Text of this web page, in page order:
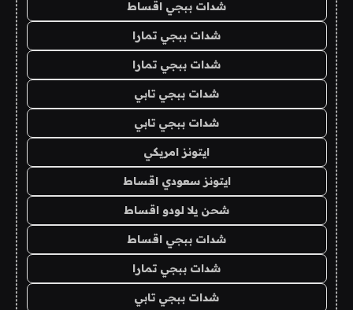
شدات ببجي اقساط
شدات ببجي تمارا
شدات ببجي تمارا
شدات ببجي تابي
شدات ببجي تابي
ايتونز امريكي
ايتونز سعودي اقساط
شحن يلا لودو اقساط
شدات ببجي اقساط
شدات ببجي تمارا
شدات ببجي تابي